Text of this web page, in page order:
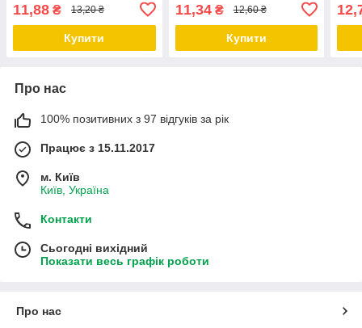
11,88 ₴ 13,20 ₴
Купити
11,34₴ 12,60 ₴
Купити
Про нас
100% позитивних з 97 відгуків за рік
Працює з 15.11.2017
м. Київ
Київ, Україна
Контакти
Сьогодні вихідний
Показати весь графік роботи
Про нас